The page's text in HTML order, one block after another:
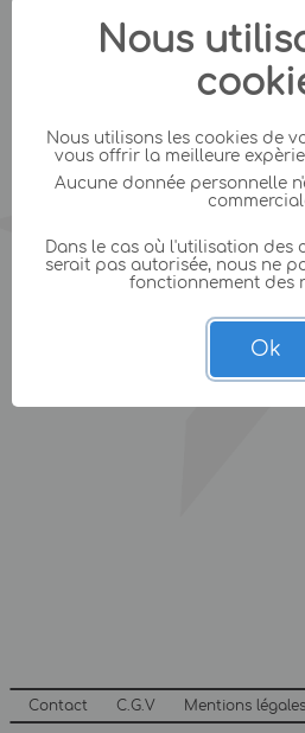
Contact C.G.V Mentions légales
Nous
Nous utilisons les cookies de
vous offrir la meilleure
Aucune donnée personnelle
Dans le cas où l'utilisation des
serait pas autorisée, nous ne
fonctionnement des
Ok